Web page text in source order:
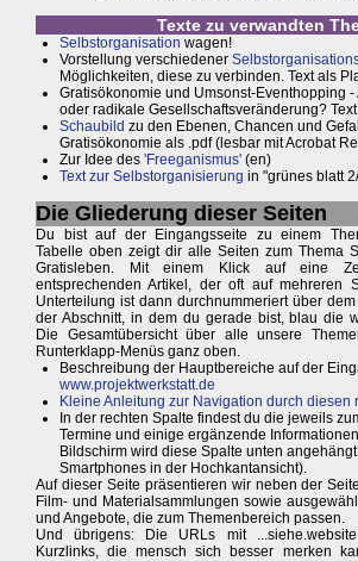
Texte zu verwandten
Selbstorganisation wagen!
Vorstellung verschiedener
Möglichkeiten, diese zu verbinden. Text als
Gratisökonomie und Umsonst-Eventhopping -
oder radikale Gesellschaftsveränderung?
Schaubild zu den Ebenen, Chancen und
Gratisökonomie als .pdf (lesbar mit Acrobat
Zur Idee des 'Freeganismus' (en)
Text zur Selbstorganisierung in "grünes blatt
Die Gliederung dieser Seiten
Du bist auf der Eingangsseite zu einem
Tabelle oben zeigt dir alle Seiten zum Thema
Gratisleben. Mit einem Klick auf eine
entsprechenden Artikel, der oft auf mehreren
Unterteilung ist dann durchnummeriert über
der Abschnitt, in dem du gerade bist, blau die
Die Gesamtübersicht über alle unsere
Runterklapp-Menüs ganz oben.
Beschreibung der Hauptbereiche auf der
www.projektwerkstatt.de
Kleine Anleitung zur Navigation durch diesen
In der rechten Spalte findest du die jeweils
Termine und einige ergänzende
Bildschirm wird diese Spalte unten
Smartphones in der Hochkantansicht).
Auf dieser Seite präsentieren wir neben der
Film- und Materialsammlungen sowie
und Angebote, die zum Themenbereich passen.
Und übrigens: Die URLs mit
Kurzlinks, die mensch sich besser merken